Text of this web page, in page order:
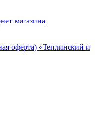
магазина
оферта) «Теплинский и